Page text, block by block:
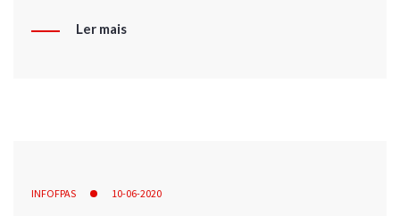
Ler mais
INFOFPAS 10-06-2020